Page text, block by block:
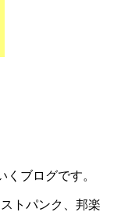
くブログです。
トパンク、邦楽